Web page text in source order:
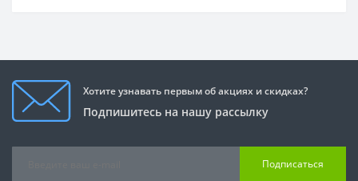
Хотите узнавать первым об акциях и скидках?
Подпишитесь на нашу рассылку
Подписаться